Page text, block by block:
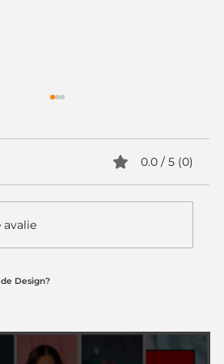
Design? duas letras da
0.0 / 5 (0)
avalie